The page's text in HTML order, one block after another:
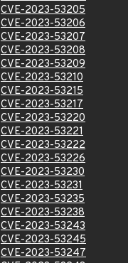
CVE-2023-53205
CVE-2023-53206
CVE-2023-53207
CVE-2023-53208
CVE-2023-53209
CVE-2023-53210
CVE-2023-53215
CVE-2023-53217
CVE-2023-53220
CVE-2023-53221
CVE-2023-53222
CVE-2023-53226
CVE-2023-53230
CVE-2023-53231
CVE-2023-53235
CVE-2023-53238
CVE-2023-53243
CVE-2023-53245
CVE-2023-53247